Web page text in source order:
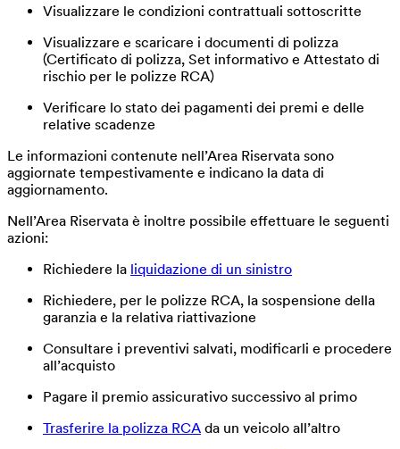
Visualizzare le condizioni contrattuali sottoscritte
Visualizzare e scaricare i documenti di polizza
(Certificato di polizza, Set informativo e Attestato di
rischio per le polizze RCA)
Verificare lo stato dei pagamenti dei premi e delle
relative scadenze
Le informazioni contenute nell’Area Riservata sono
aggiornate tempestivamente e indicano la data di
aggiornamento.
Nell’Area Riservata è inoltre possibile effettuare le seguenti
azioni:
Richiedere la liquidazione di un sinistro
Richiedere, per le polizze RCA, la sospensione della
garanzia e la relativa riattivazione
Consultare i preventivi salvati, modificarli e procedere
all’acquisto
Pagare il premio assicurativo successivo al primo
Trasferire la polizza RCA da un veicolo all’altro